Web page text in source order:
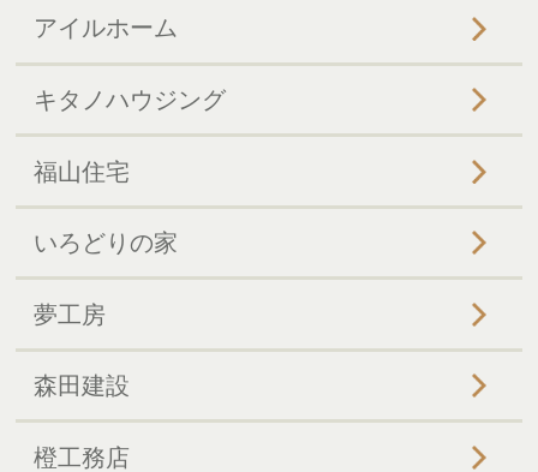
アイルホーム
キタノハウジング
福山住宅
いろどりの家
夢工房
森田建設
橙工務店